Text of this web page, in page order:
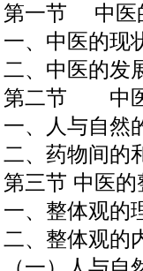
第一节 中医
一、中医的现
二、中医的发
第二节 中医
一、人与自然
二、药物间的
第三节 中医
一、整体观的
二、整体观的